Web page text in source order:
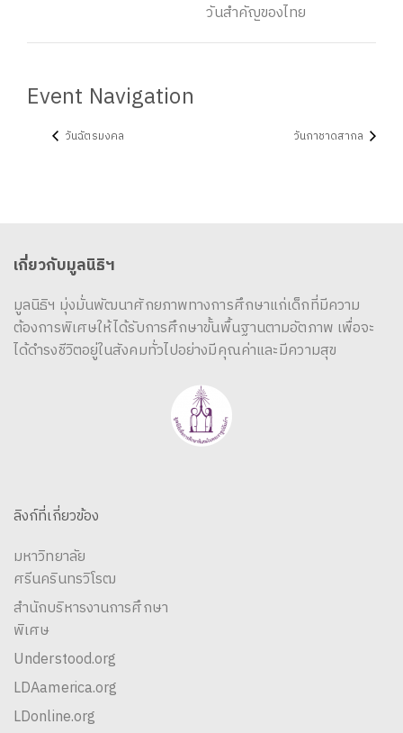
วันสำคัญของไทย
Event Navigation
วันฉัตรมงคล วันกาชาดสากล
เกี่ยวกับมูลนิธิฯ
มูลนิธิฯ มุ่งมั่นพัฒนาศักยภาพทางการศึกษาแก่เด็กที่มีความ
ต้องการพิเศษให้ได้รับการศึกษาขั้นพื้นฐานตามอัตภาพ เพื่อจะ
ได้ดำรงชีวิตอยู่ในสังคมทั่วไปอย่างมีคุณค่าและมีความสุข
ลิงก์ที่เกี่ยวข้อง
มหาวิทยาลัย
ศรีนครินทรวิโรฒ
สำนักบริหารงานการศึกษา
พิเศษ
Understood.org
LDAamerica.org
LDonline.org